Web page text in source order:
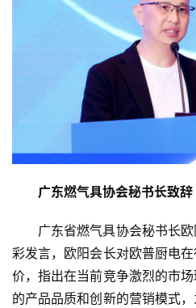
广东燃气具协会秘书长致辞
广东省燃气具协会秘书长
彩发言，欧阳会长对欧普厨电
价，指出在当前竞争激烈的市
的产品品质和创新的营销模式，